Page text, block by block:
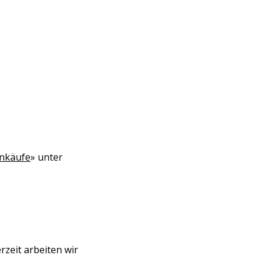
» unter
arbeiten wir